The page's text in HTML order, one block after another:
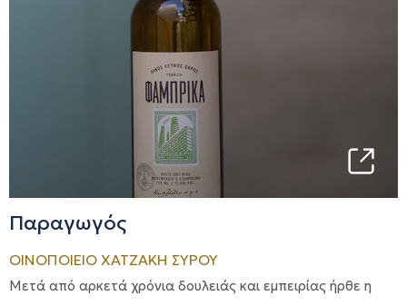
Παραγωγός
ΟΙΝΟΠΟΙΕΙΟ ΧΑΤΖΑΚΗ ΣΥΡΟΥ
Μετά από αρκετά χρόνια δουλειάς και εμπειρίας ήρθε η